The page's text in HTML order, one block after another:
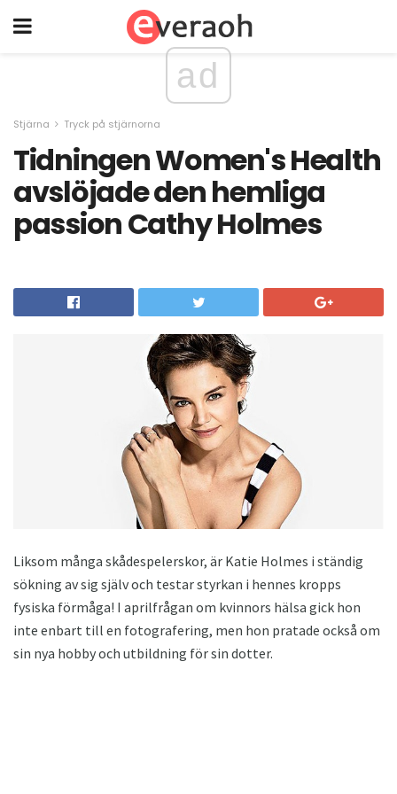
ad
Stjärna Tryck på stjärnorna
Tidningen Women's Health
avslöjade den hemliga
passion Cathy Holmes
Liksom många skådespelerskor, är Katie Holmes i ständig
sökning av sig själv och testar styrkan i hennes kropps
fysiska förmåga! I aprilfrågan om kvinnors hälsa gick hon
inte enbart till en fotografering, men hon pratade också om
sin nya hobby och utbildning för sin dotter.